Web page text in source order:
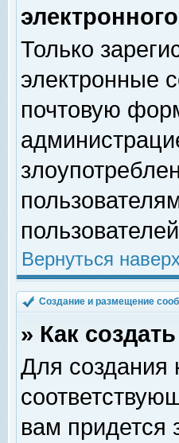
Только
электронные
почтовую
Вернуться
Создание и размещение
» Как
Для создания
вам придется